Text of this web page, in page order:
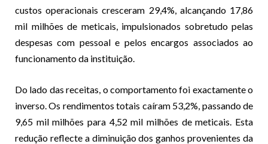
custos operacionais cresceram 29,4%, alcançando 17,86
mil milhões de meticais, impulsionados sobretudo pelas
despesas com pessoal e pelos encargos associados ao
funcionamento da instituição.
Do lado das receitas, o comportamento foi exactamente o
inverso. Os rendimentos totais caíram 53,2%, passando de
9,65 mil milhões para 4,52 mil milhões de meticais. Esta
redução reflecte a diminuição dos ganhos provenientes da